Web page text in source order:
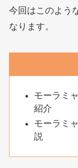
今回はこのよう
なります。
モーラミ
紹介
モーラミ
説